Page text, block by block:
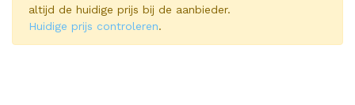
altijd de huidige prijs bij de aanbieder.
Huidige prijs controleren.